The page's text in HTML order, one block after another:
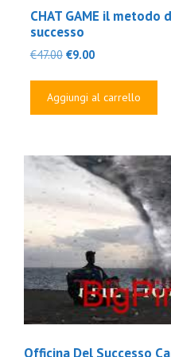
CHAT GAME il metodo
successo
€47.00 Il
era:
€9.00Il
è:
Aggiungi al carrello
Officina Del Successo